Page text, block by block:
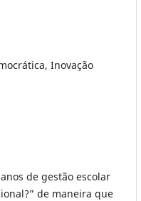
Inovação
de gestão escolar
de maneira que